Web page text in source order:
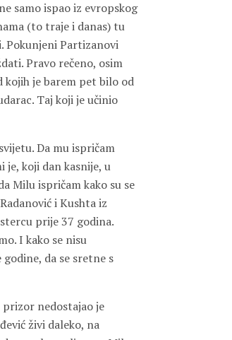
samo ispao iz evropskog
(to traje i danas) tu
Pokunjeni Partizanovi
Pravo rečeno, osim
kojih je barem pet bilo od
Taj koji je učinio
Da mu ispričam
je, koji dan kasnije, u
Milu ispričam kako su se
i Kushta iz
prije 37 godina.
I kako se nisu
da se sretne s
nedostajao je
živi daleko, na